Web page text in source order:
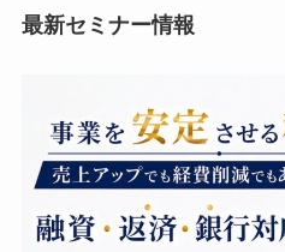
最新セミナー情報